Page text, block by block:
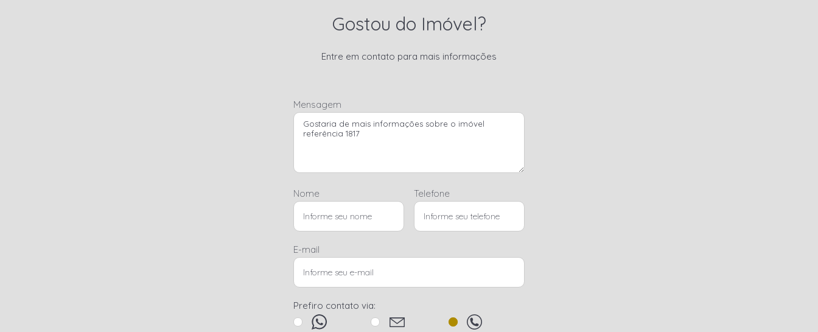
Gostou do Imóvel?
Entre em contato para mais informações
Mensagem
Nome Telefone
E-mail
Prefiro contato via: